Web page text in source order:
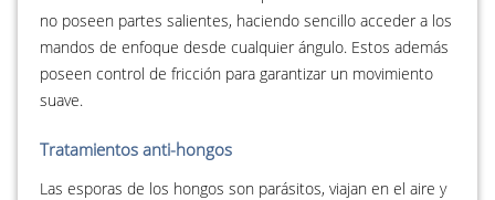
no poseen partes salientes, haciendo sencillo acceder a los
mandos de enfoque desde cualquier ángulo. Estos además
poseen control de fricción para garantizar un movimiento
suave.
Tratamientos anti-hongos
Las esporas de los hongos son parásitos, viajan en el aire y